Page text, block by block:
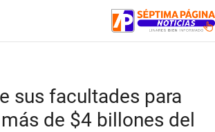
sus facultades para
de $4 billones del